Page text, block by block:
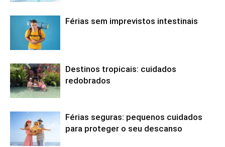
Férias sem imprevistos intestinais
Destinos tropicais: cuidados
redobrados
Férias seguras: pequenos cuidados
para proteger o seu descanso